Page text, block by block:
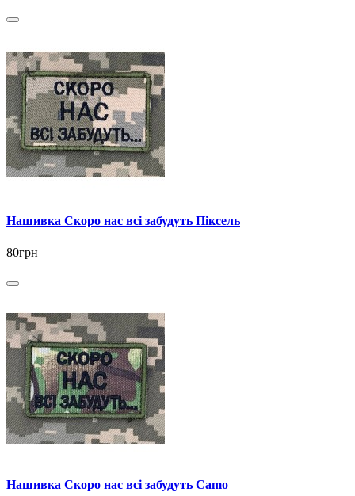
Нашивка Скоро нас всі забудуть Піксель
80грн
Нашивка Скоро нас всі забудуть Camo